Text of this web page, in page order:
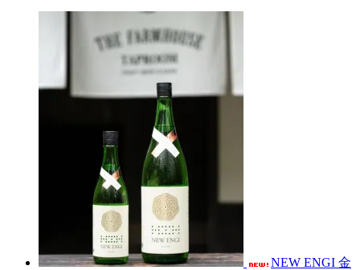
NEW ENGI 金